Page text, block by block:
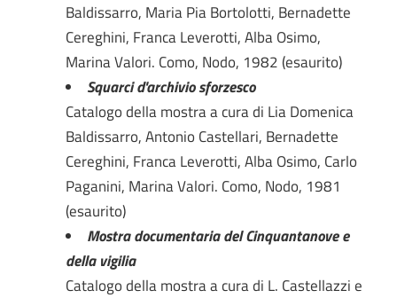
Baldissarro, Maria Pia Bortolotti, Bernadette
Cereghini, Franca Leverotti, Alba Osimo,
Marina Valori. Como, Nodo, 1982 (esaurito)
Squarci d'archivio sforzesco
Catalogo della mostra a cura di Lia Domenica
Baldissarro, Antonio Castellari, Bernadette
Cereghini, Franca Leverotti, Alba Osimo, Carlo
Paganini, Marina Valori. Como, Nodo, 1981
(esaurito)
Mostra documentaria del Cinquantanove e
della vigilia
Catalogo della mostra a cura di L. Castellazzi e